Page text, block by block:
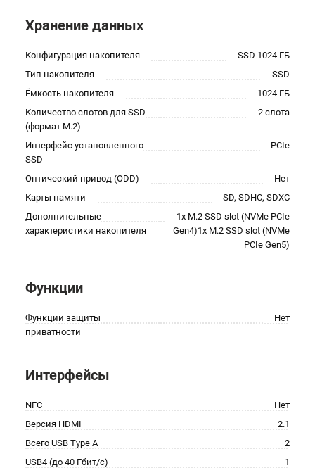
Хранение данных
Конфигурация накопителя
SSD 1024 ГБ
Тип накопителя
SSD
Ёмкость накопителя
1024 ГБ
Количество слотов для SSD
(формат M.2)
2 слота
Интерфейс установленного
SSD
PCIe
Оптический привод (ODD)
Нет
Карты памяти
SD, SDHC, SDXC
Дополнительные
характеристики накопителя
1x M.2 SSD slot (NVMe PCIe
Gen4)1x M.2 SSD slot (NVMe
PCIe Gen5)
Функции
Функции защиты
приватности
Нет
Интерфейсы
NFC
Нет
Версия HDMI
2.1
Всего USB Type A
2
USB4 (до 40 Гбит/с)
1